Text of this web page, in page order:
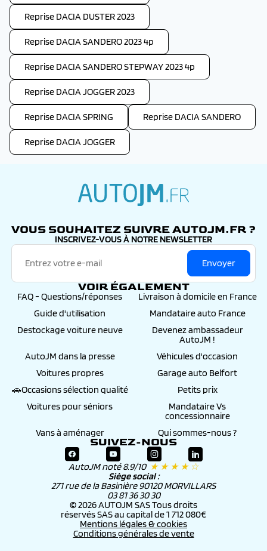
Reprise DACIA DUSTER 2023
Reprise DACIA SANDERO 2023 4p
Reprise DACIA SANDERO STEPWAY 2023 4p
Reprise DACIA JOGGER 2023
Reprise DACIA SPRING Reprise DACIA SANDERO
Reprise DACIA JOGGER
VOUS SOUHAITEZ SUIVRE AUTOJM.FR ?
INSCRIVEZ-VOUS À NOTRE NEWSLETTER
Envoyer
VOIR ÉGALEMENT
FAQ - Questions/réponses
Livraison à domicile en France
Guide d'utilisation
Mandataire auto France
Destockage voiture neuve
Devenez ambassadeur
AutoJM !
AutoJM dans la presse
Véhicules d'occasion
Voitures propres
Garage auto Belfort
🚗Occasions sélection qualité
Petits prix
Voitures pour séniors
Mandataire Vs
concessionnaire
Vans à aménager
Qui sommes-nous ?
SUIVEZ-NOUS
AutoJM noté 8.9/10 ★ ★ ★ ★ ☆
Siège social :
271 rue de la Basinière 90120 MORVILLARS
03 81 36 30 30
© 2026 AUTOJM SAS Tous droits
réservés SAS au capital de 1 712 080€
Mentions légales & cookies
Conditions générales de vente